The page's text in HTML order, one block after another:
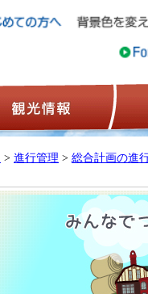
ビジネス情報 観光
> 進行管理 > 総合計画の進